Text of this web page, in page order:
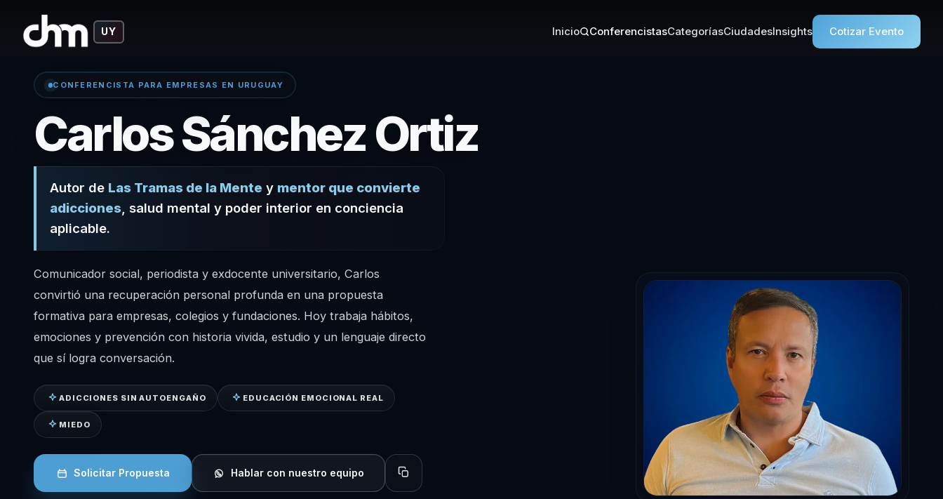
UY Inicio ConferencistasCategoríasCiudadesInsights Cotizar Evento
CONFERENCISTA PARA EMPRESAS EN URUGUAY
Carlos Sánchez Ortiz– Conferencista en
Autor de Las Tramas de la Mente y mentor que convierte
adicciones, salud mental y poder interior en conciencia
aplicable.
Comunicador social, periodista y exdocente universitario, Carlos
convirtió una recuperación personal profunda en una propuesta
formativa para empresas, colegios y fundaciones. Hoy trabaja hábitos,
emociones y prevención con historia vivida, estudio y un lenguaje directo
que sí logra conversación.
ADICCIONES SIN AUTOENGAÑO EDUCACIÓN EMOCIONAL REAL
MIEDO
Solicitar Propuesta Hablar con nuestro equipo Copiar perfil para compartir